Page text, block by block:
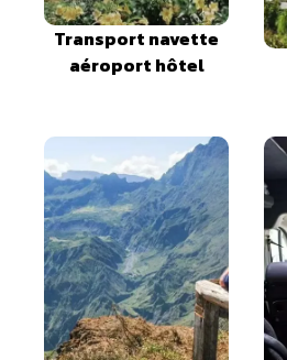
Transport navette
aéroport hôtel